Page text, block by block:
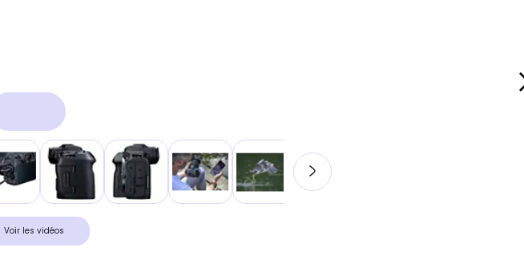
Voir les vidéos